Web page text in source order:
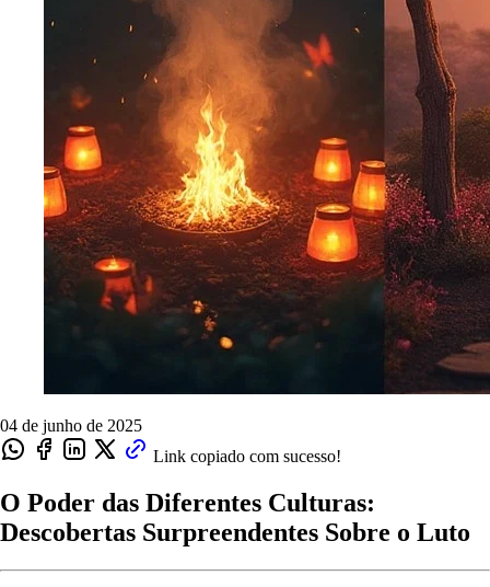
04 de junho de 2025
Link copiado com sucesso!
O Poder das Diferentes Culturas:
Descobertas Surpreendentes Sobre o Luto